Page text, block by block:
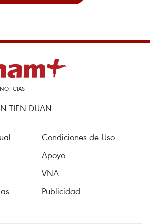
TIEN DUAN
Condiciones de Uso
Apoyo
VNA
Publicidad